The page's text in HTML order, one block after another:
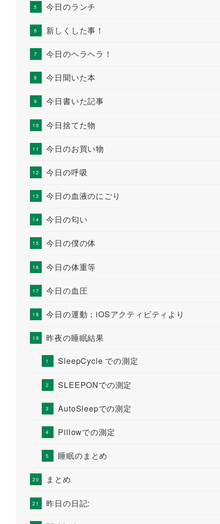
今日のランチ
新しくした事！
今日のヘラヘラ！
今日聞いた本
今日書いた記事
今日捨てた物
今日のお買い物
今日の呼吸
今日の血液のにごり
今日の匂い
今日の僕の体
今日の体重等
今日の血圧
今日の運動：iOSアクティビティより
昨夜の睡眠結果
SleepCycle での測定
SLEEPONでの測定
AutoSleepでの測定
Pillowでの測定
睡眠のまとめ
まとめ
昨日の日記: